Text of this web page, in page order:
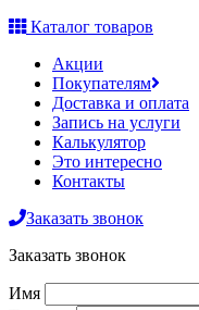
Каталог товаров
Акции
Покупателям
Доставка и оплата
Запись на услуги
Калькулятор
Это интересно
Контакты
Заказать звонок
Заказать звонок
Имя